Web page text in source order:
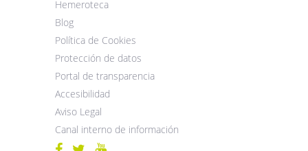
Hemeroteca
Blog
Política de Cookies
Protección de datos
Portal de transparencia
Accesibilidad
Aviso Legal
Canal interno de información